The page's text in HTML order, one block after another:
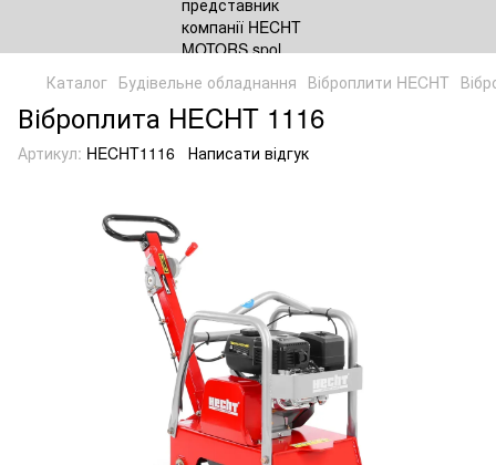
Каталог Будівельне обладнання Віброплити HECHT
Віброплита HECHT 1116
Артикул: HECHT1116 Написати відгук